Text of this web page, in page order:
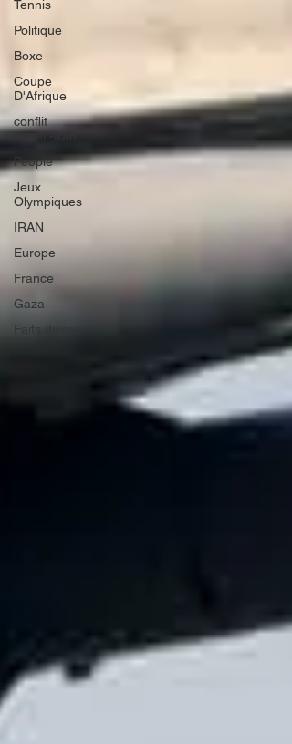
Tennis
Politique
Boxe
Coupe
D'Afrique
conflit
Israël -Iran
People
Jeux
Olympiques
IRAN
Europe
France
Gaza
Faits divers